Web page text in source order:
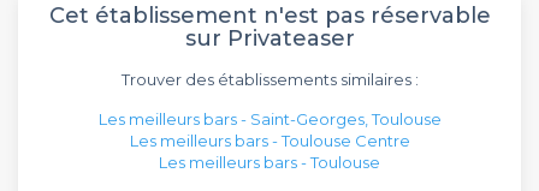
Cet établissement n'est pas réservable
sur Privateaser
Trouver des établissements similaires :
Les meilleurs bars - Saint-Georges, Toulouse
Les meilleurs bars - Toulouse Centre
Les meilleurs bars - Toulouse